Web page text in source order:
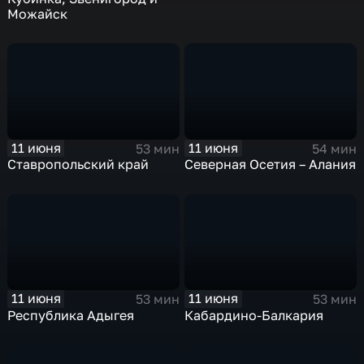
Можайск
11 июня
53 мин
Ставропольский край
11 июня
54 мин
Северная Осетия – Алания
11 июня
53 мин
Республика Адыгея
11 июня
53 мин
Кабардино-Балкария